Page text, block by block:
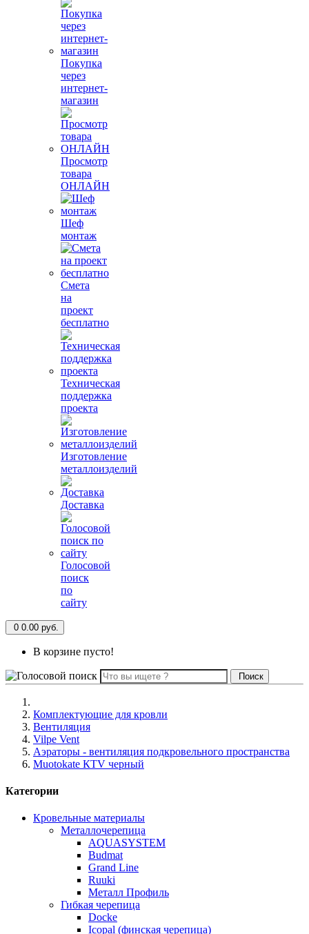
Покупка
через
интернет-
магазин
Просмотр
товара
ОНЛАЙН
Шеф
монтаж
Смета
на
проект
бесплатно
Техническая
поддержка
проекта
Изготовление
металлоизделий
Доставка
Голосовой
поиск
по
сайту
0 0.00 руб.
В корзине пусто!
Поиск
Комплектующие для кровли
Вентиляция
Vilpe Vent
Аэраторы - вентиляция подкровельного пространства
Muotokate КTV черный
Категории
Кровельные материалы
Металлочерепица
AQUASYSTEM
Budmat
Grand Line
Ruuki
Металл Профиль
Гибкая черепица
Docke
Icopal (финская черепица)